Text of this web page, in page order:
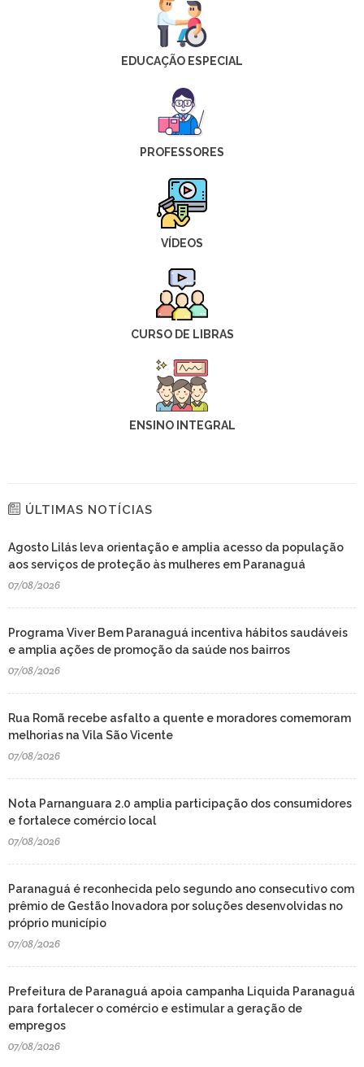
EDUCAÇÃO ESPECIAL
PROFESSORES
VÍDEOS
CURSO DE LIBRAS
ENSINO INTEGRAL
ÚLTIMAS NOTÍCIAS
Agosto Lilás leva orientação e amplia acesso da população
aos serviços de proteção às mulheres em Paranaguá
07/08/2026
Programa Viver Bem Paranaguá incentiva hábitos saudáveis
e amplia ações de promoção da saúde nos bairros
07/08/2026
Rua Romã recebe asfalto a quente e moradores comemoram
melhorias na Vila São Vicente
07/08/2026
Nota Parnanguara 2.0 amplia participação dos consumidores
e fortalece comércio local
07/08/2026
Paranaguá é reconhecida pelo segundo ano consecutivo com
prêmio de Gestão Inovadora por soluções desenvolvidas no
próprio município
07/08/2026
Prefeitura de Paranaguá apoia campanha Liquida Paranaguá
para fortalecer o comércio e estimular a geração de
empregos
07/08/2026